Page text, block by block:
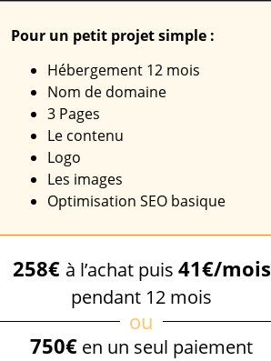
Pour un petit projet simple :
Hébergement 12 mois
Nom de domaine
3 Pages
Le contenu
Logo
Les images
Optimisation SEO basique
258€ à l’achat puis 41€/mois
pendant 12 mois
ou
750€ en un seul paiement